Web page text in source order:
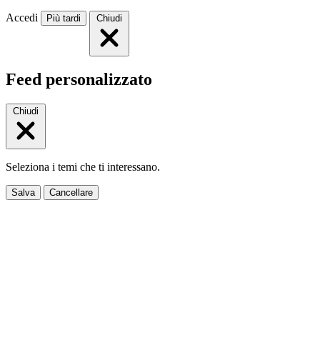
Accedi Più tardi Chiudi
Feed personalizzato
Chiudi
Seleziona i temi che ti interessano.
Salva Cancellare